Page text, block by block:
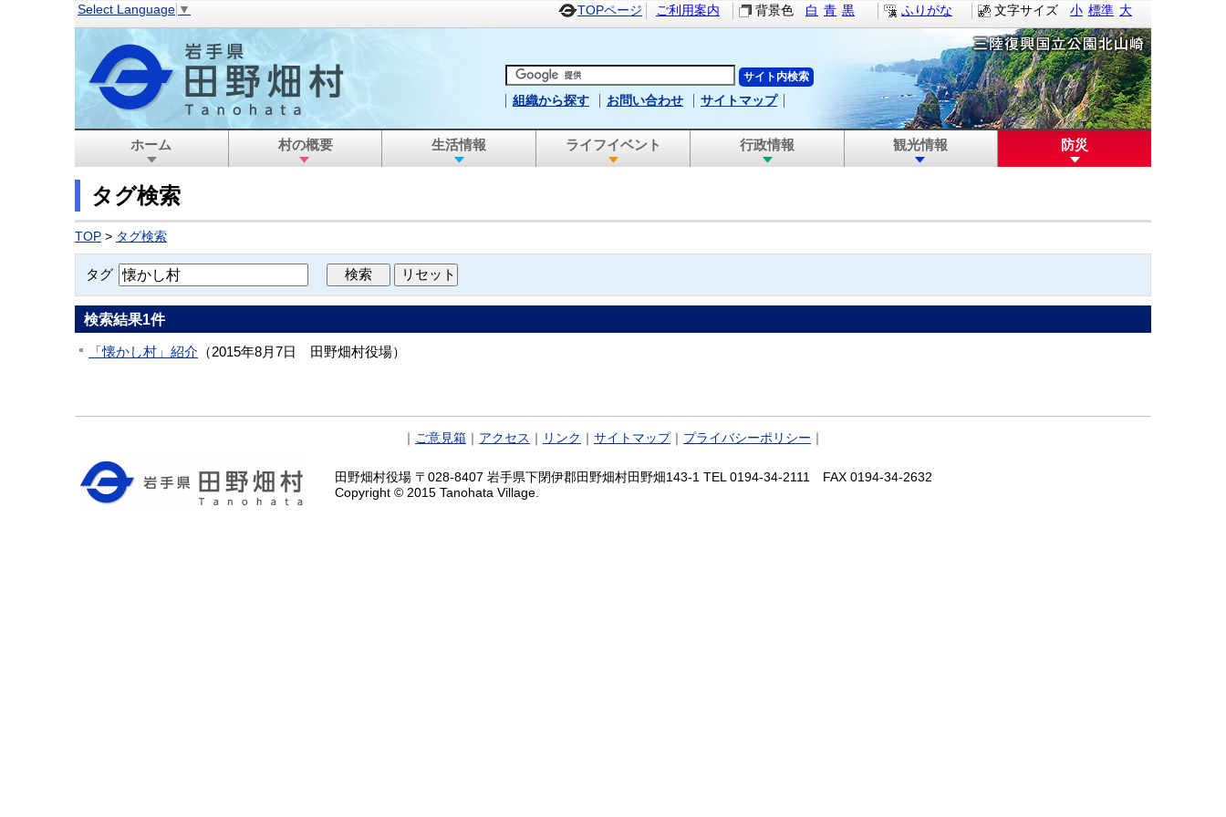
文字サイズ 小 標準 大
Select Language ▼ TOPページ ご利用案内 背景色 白 青 黒 ふりがな
組織から探す お問い合わせ サイトマップ
ホーム 村の概要 生活情報 ライフイベント 行政情報 観光情報 防災
タグ検索
TOP > タグ検索
タグ
検索結果1件
「懐かし村」紹介 （2015年8月7日 田野畑村役場）
ご意見箱 アクセス リンク サイトマップ｜ プライバシーポリシー
田野畑村役場 〒028-8407 岩手県下閉伊郡田野畑村田野畑143-1 TEL 0194-34-2111 FAX 0194-34-2632
Copyright © 2015 Tanohata Village.